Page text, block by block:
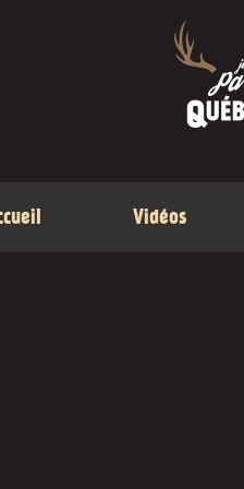
Vidéos